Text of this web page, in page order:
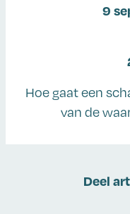
9
Hoe gaat een
van de
Deel